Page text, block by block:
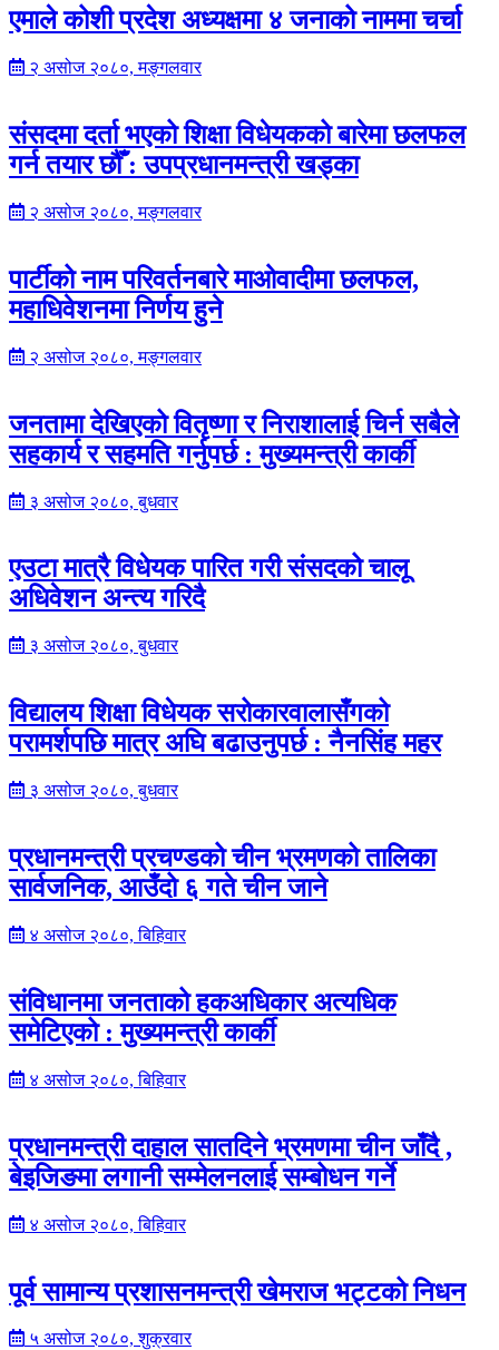
एमाले कोशी प्रदेश अध्यक्षमा ४ जनाको नाममा चर्चा
२ असोज २०८०, मङ्गलवार
संसदमा दर्ता भएको शिक्षा विधेयकको बारेमा छलफल
गर्न तयार छौँ : उपप्रधानमन्त्री खड्का
२ असोज २०८०, मङ्गलवार
पार्टीको नाम परिवर्तनबारे माओवादीमा छलफल,
महाधिवेशनमा निर्णय हुने
२ असोज २०८०, मङ्गलवार
जनतामा देखिएको वितृष्णा र निराशालाई चिर्न सबैले
सहकार्य र सहमति गर्नुपर्छ : मुख्यमन्त्री कार्की
३ असोज २०८०, बुधवार
एउटा मात्रै विधेयक पारित गरी संसदको चालू
अधिवेशन अन्त्य गरिदै
३ असोज २०८०, बुधवार
विद्यालय शिक्षा विधेयक सरोकारवालासँगको
परामर्शपछि मात्र अघि बढाउनुपर्छ : नैनसिंह महर
३ असोज २०८०, बुधवार
प्रधानमन्त्री प्रचण्डको चीन भ्रमणको तालिका
सार्वजनिक, आउँदो ६ गते चीन जाने
४ असोज २०८०, बिहिवार
संविधानमा जनताको हकअधिकार अत्यधिक
समेटिएको : मुख्यमन्त्री कार्की
४ असोज २०८०, बिहिवार
प्रधानमन्त्री दाहाल सातदिने भ्रमणमा चीन जाँदै ,
बेइजिङमा लगानी सम्मेलनलाई सम्बोधन गर्ने
४ असोज २०८०, बिहिवार
पूर्व सामान्य प्रशासनमन्त्री खेमराज भट्टको निधन
५ असोज २०८०, शुक्रवार